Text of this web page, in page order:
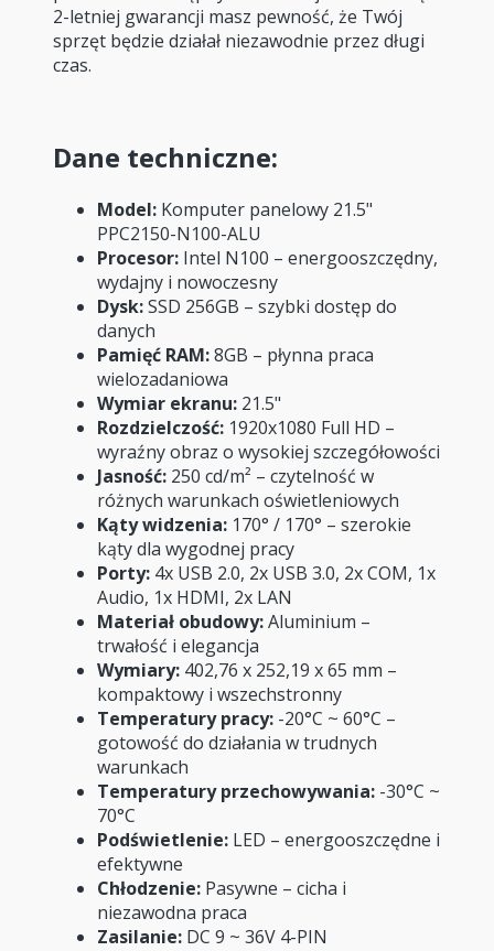
2-letniej gwarancji masz pewność, że Twój
sprzęt będzie działał niezawodnie przez długi
czas.
Dane techniczne:
Model: Komputer panelowy 21.5"
PPC2150-N100-ALU
Procesor: Intel N100 – energooszczędny,
wydajny i nowoczesny
Dysk:SSD 256GB – szybki dostęp do
danych
Pamięć RAM:8GB – płynna praca
wielozadaniowa
Wymiar ekranu: 21.5"
Rozdzielczość: 1920x1080 Full HD –
wyraźny obraz o wysokiej szczegółowości
Jasność: 250 cd/m² – czytelność w
różnych warunkach oświetleniowych
Kąty widzenia: 170° / 170° – szerokie
kąty dla wygodnej pracy
Porty: 4x USB 2.0, 2x USB 3.0, 2x COM, 1x
Audio, 1x HDMI, 2x LAN
Materiał obudowy:Aluminium –
trwałość i elegancja
Wymiary: 402,76 x 252,19 x 65 mm –
kompaktowy i wszechstronny
Temperatury pracy: -20°C ~ 60°C –
gotowość do działania w trudnych
warunkach
Temperatury przechowywania: -30°C ~
70°C
Podświetlenie: LED – energooszczędne i
efektywne
Chłodzenie: Pasywne – cicha i
niezawodna praca
Zasilanie: DC 9 ~ 36V 4-PIN